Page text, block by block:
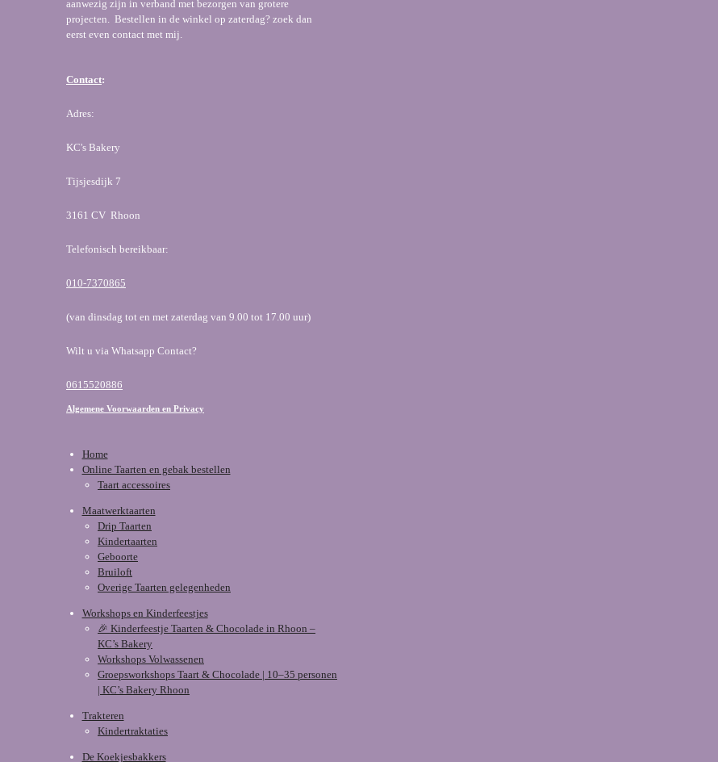
aanwezig zijn in verband met bezorgen van grotere
projecten. Bestellen in de winkel op zaterdag? zoek dan
eerst even contact met mij.
Contact:
Adres:
KC's Bakery
Tijsjesdijk 7
3161 CV Rhoon
Telefonisch bereikbaar:
010-7370865
(van dinsdag tot en met zaterdag van 9.00 tot 17.00 uur)
Wilt u via Whatsapp Contact?
0615520886
Algemene Voorwaarden en Privacy
Home
Online Taarten en gebak bestellen
Taart accessoires
Maatwerktaarten
Drip Taarten
Kindertaarten
Geboorte
Bruiloft
Overige Taarten gelegenheden
Workshops en Kinderfeestjes
🎉 Kinderfeestje Taarten & Chocolade in Rhoon –
KC’s Bakery
Workshops Volwassenen
Groepsworkshops Taart & Chocolade | 10–35 personen
| KC’s Bakery Rhoon
Trakteren
Kindertraktaties
De Koekjesbakkers